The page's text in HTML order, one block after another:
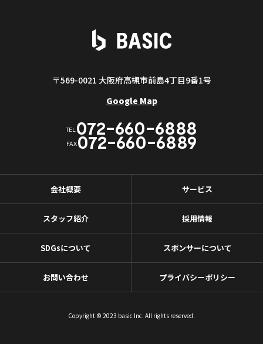
〒569-0021 大阪府高槻市前島4丁目9番1号
Google Map
TEL 072-660-6888
FAX072-660-6889
会社概要
スタッフ紹介
サービス
採用情報
SDGsについて
お問い合わせ
スポンサーについて
プライバシーポリシー
Copyright © 2023 basic Inc. All rights reserved.